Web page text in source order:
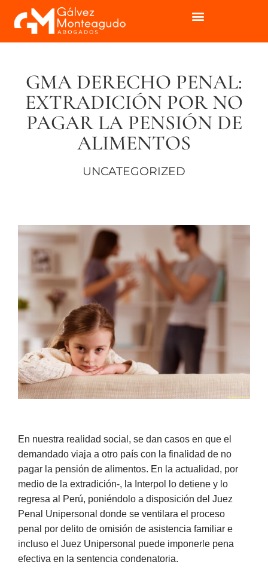
GMA DERECHO PENAL:
EXTRADICIÓN POR NO
PAGAR LA PENSIÓN DE
ALIMENTOS
UNCATEGORIZED
En nuestra realidad social, se dan casos en que el
demandado viaja a otro país con la finalidad de no
pagar la pensión de alimentos. En la actualidad, por
medio de la extradición-, la Interpol lo detiene y lo
regresa al Perú, poniéndolo a disposición del Juez
Penal Unipersonal donde se ventilara el proceso
penal por delito de omisión de asistencia familiar e
incluso el Juez Unipersonal puede imponerle pena
efectiva en la sentencia condenatoria.